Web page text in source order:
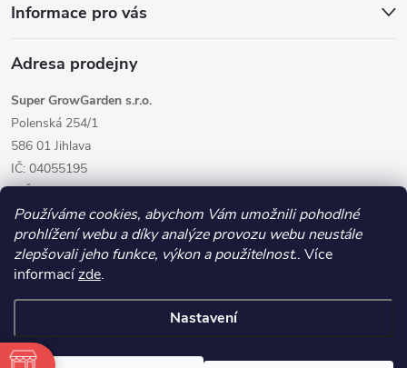
Používáme cookies, abychom Vám umožnili pohodlné
prohlížení webu a díky analýze provozu webu neustále
zlepšovali jeho funkce, výkon a použitelnost.. Více
informacízde.
Nastavení
Informace pro vás
Adresa prodejny
Super GrowGarden s.r.o.
Polenská 254/1
586 01 Jihlava
IČ: 04055195
DIČ: CZ04055195
Copyright 2026 GrowGarden.cz. Všechna práva vyhrazena.